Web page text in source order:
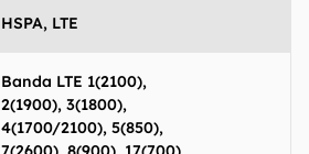
HSPA, LTE
Banda LTE 1(2100),
2(1900), 3(1800),
4(1700/2100), 5(850),